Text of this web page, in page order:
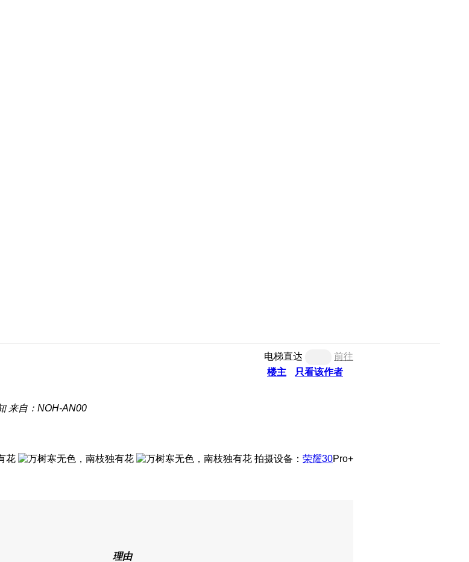
电梯直达
前往
楼主
只看该作者
来自：NOH-AN00
拍摄设备： 荣耀30Pro+
理由